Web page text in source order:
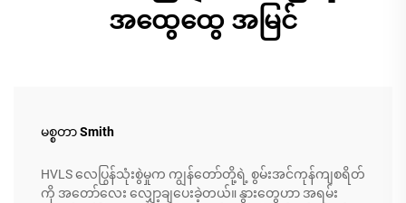
အထွေထွေ အမြင်
မစ္စတာ Smith
HVLS လေပြွန်သုံးစွဲမှုက ကျွန်တော်တို့ရဲ့ စွမ်းအင်ကုန်ကျစရိတ်
ကို အတော်လေး လျှော့ချပေးခဲ့တယ်။ နွားတွေဟာ အရမ်း